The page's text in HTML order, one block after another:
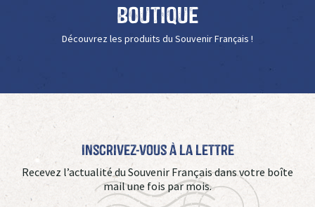
Boutique
Découvrez les produits du Souvenir Français !
Inscrivez-vous à La Lettre
Recevez l’actualité du Souvenir Français dans votre boîte
mail une fois par mois.